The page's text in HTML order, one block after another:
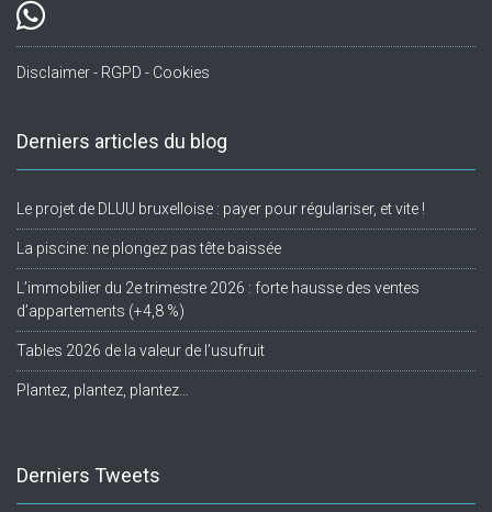
Disclaimer - RGPD - Cookies
Derniers articles du blog
Le projet de DLUU bruxelloise : payer pour régulariser, et vite !
La piscine: ne plongez pas tête baissée
L’immobilier du 2e trimestre 2026 : forte hausse des ventes
d’appartements (+4,8 %)
Tables 2026 de la valeur de l’usufruit
Plantez, plantez, plantez…
Derniers Tweets